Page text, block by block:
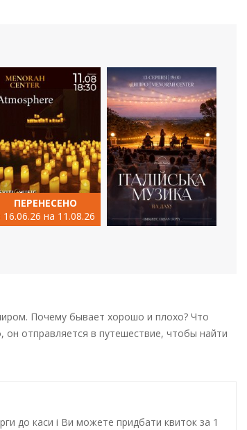
ПЕРЕНЕСЕНО
16.06.26 на 11.08.26
Почему бывает хорошо и плохо? Что
он отправляется в путешествие, чтобы найти
до каси і Ви можете придбати квиток за 1